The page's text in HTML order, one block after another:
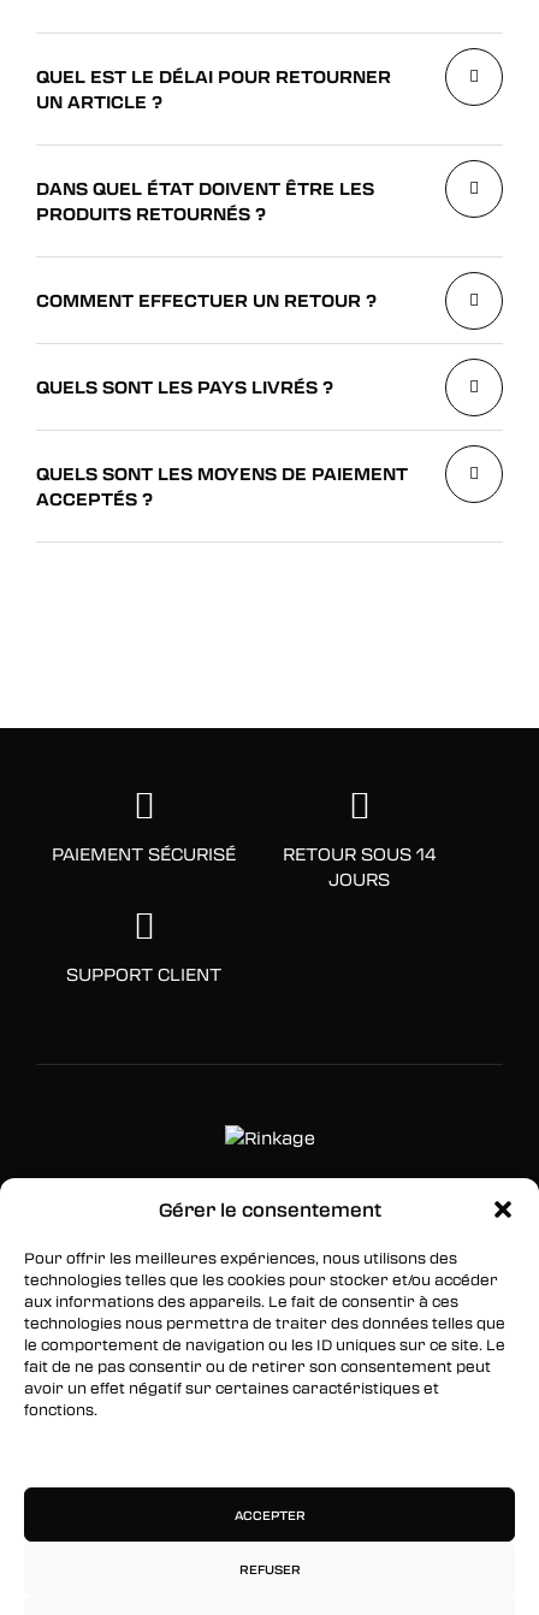
Gérer le consentement
Pour offrir les meilleures expériences, nous utilisons des
technologies telles que les cookies pour stocker et/ou accéder
aux informations des appareils. Le fait de consentir à ces
technologies nous permettra de traiter des données telles que
le comportement de navigation ou les ID uniques sur ce site. Le
fait de ne pas consentir ou de retirer son consentement peut
avoir un effet négatif sur certaines caractéristiques et
fonctions.
ACCEPTER
REFUSER
QUEL EST LE DÉLAI POUR RETOURNER
UN ARTICLE ?
DANS QUEL ÉTAT DOIVENT ÊTRE LES
PRODUITS RETOURNÉS ?
COMMENT EFFECTUER UN RETOUR ?
QUELS SONT LES PAYS LIVRÉS ?
QUELS SONT LES MOYENS DE PAIEMENT
ACCEPTÉS ?
PAIEMENT SÉCURISÉ
RETOUR SOUS 14
JOURS
SUPPORT CLIENT
SUIVEZ-NOUS
Facebook
Twitter
Instagram
arrivages, des ventes, du contenu exclusif, des
événements et plus encore !